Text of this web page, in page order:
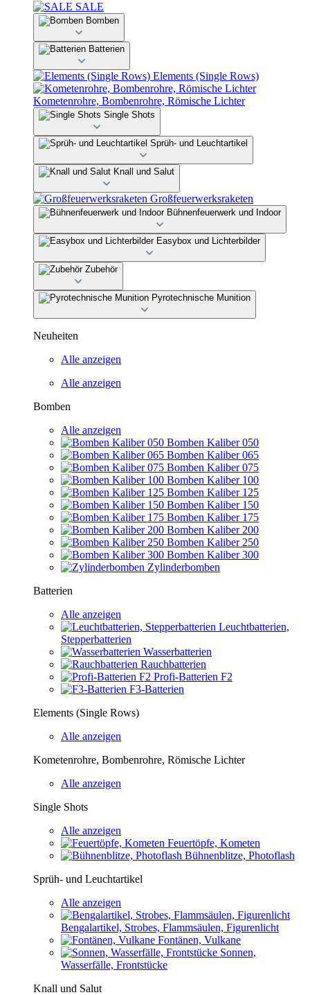
SALE
Bomben
Batterien
Elements (Single Rows)
Kometenrohre, Bombenrohre, Römische Lichter
Single Shots
Sprüh- und Leuchtartikel
Knall und Salut
Großfeuerwerksraketen
Bühnenfeuerwerk und Indoor
Easybox und Lichterbilder
Zubehör
Pyrotechnische Munition
Neuheiten
Alle anzeigen
Alle anzeigen
Bomben
Alle anzeigen
Bomben Kaliber 050
Bomben Kaliber 065
Bomben Kaliber 075
Bomben Kaliber 100
Bomben Kaliber 125
Bomben Kaliber 150
Bomben Kaliber 175
Bomben Kaliber 200
Bomben Kaliber 250
Bomben Kaliber 300
Zylinderbomben
Batterien
Alle anzeigen
Leuchtbatterien,
Stepperbatterien
Wasserbatterien
Rauchbatterien
Profi-Batterien F2
F3-Batterien
Elements (Single Rows)
Alle anzeigen
Kometenrohre, Bombenrohre, Römische Lichter
Alle anzeigen
Single Shots
Alle anzeigen
Feuertöpfe, Kometen
Bühnenblitze, Photoflash
Sprüh- und Leuchtartikel
Alle anzeigen
Bengalartikel, Strobes, Flammsäulen, Figurenlicht
Fontänen, Vulkane
Sonnen,
Wasserfälle, Frontstücke
Knall und Salut